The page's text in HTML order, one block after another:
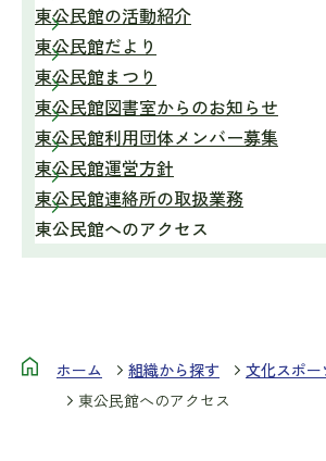
東公民館の活動紹介
東公民館だより
東公民館まつり
東公民館図書室からのお知らせ
東公民館利用団体メンバー募集
東公民館運営方針
東公民館連絡所の取扱業務
東公民館へのアクセス
ホーム 組織から探す 文化スポー
東公民館へのアクセス